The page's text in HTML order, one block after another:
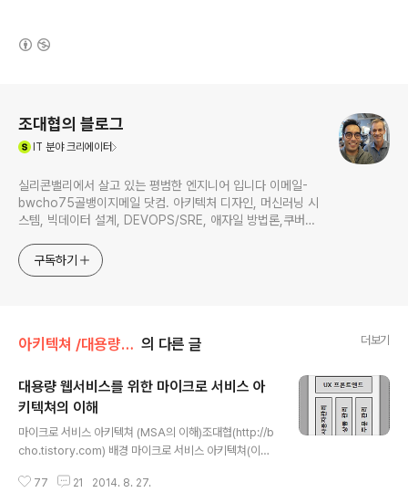
조대협의 블로그
IT 분야 크리에이터
실리콘밸리에서 살고 있는 평범한 엔지니어 입니다 이메일-
bwcho75골뱅이지메일 닷컴. 아키텍처 디자인, 머신러닝 시
스템, 빅데이터 설계, DEVOPS/SRE, 애자일 방법론,쿠버네
한 기술 멘토링과 강의 진행합니다. Linkedin :
https://www.linkedin.com/in/terrycho75/
구독하기
아키텍쳐 /대용량 아키텍쳐 의 다른 글 더보기
대용량 웹서비스를 위한 마이크로 서비스 아
키텍쳐의 이해
마이크로 서비스 아키텍쳐 (MSA의 이해)조대협(http://b
cho.tistory.com) 배경 마이크로 서비스 아키텍쳐(이하
영되고 있는 아키텍쳐 스타일로, 특정 사람이 정의한 아키
77 21 2014. 8. 27.